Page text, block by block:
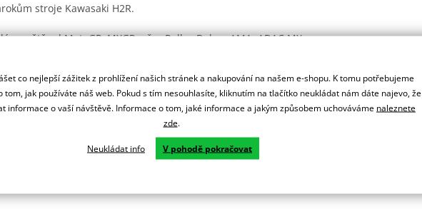
stroje Kawasaki H2R.
světě od MotoGP, MXGP, přes Rallye Dakar, AMA, ADAC MX
zesílené zuby pro delší životnost a jsou odlehčená.
co nejlepší zážitek z prohlížení našich stránek a nakupování na našem e-shopu. K tomu potřebujeme
tom, jak používáte náš web. Pokud s tím nesouhlasíte, kliknutím na tlačítko neukládat nám dáte najevo, že
informace o vaší návštěvě. Informace o tom, jaké informace a jakým způsobem uchováváme naleznete
zde.
Neukládat info V pohodě pokračovat